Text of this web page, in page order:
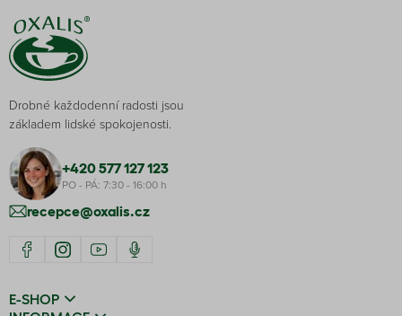
Drobné každodenní radosti jsou
základem lidské spokojenosti.
+420 577 127 123
PO - PÁ: 7:30 - 16:00 h
recepce@oxalis.cz
E-SHOP